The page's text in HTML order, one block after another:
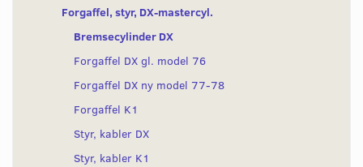
Forgaffel, styr, DX-mastercyl.
Bremsecylinder DX
Forgaffel DX gl. model 76
Forgaffel DX ny model 77-78
Forgaffel K1
Styr, kabler DX
Styr, kabler K1